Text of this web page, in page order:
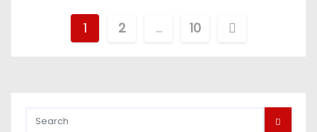
д
1 2 … 10